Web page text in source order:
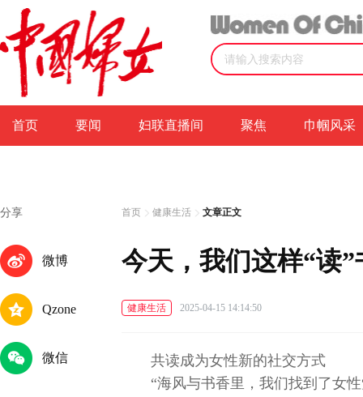
首页 要闻 妇联直播间 聚焦 巾帼风采
分享
微博
Qzone
微信
首页 健康生活 文章正文
今天，我们这样“读”
健康生活 2025-04-15 14:14:50
共读成为女性新的社交方式
“海风与书香里，我们找到了女